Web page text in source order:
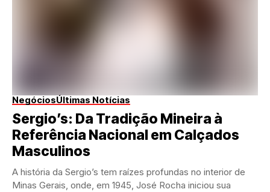
NegóciosÚltimas Notícias
Sergio’s: Da Tradição Mineira à
Referência Nacional em Calçados
Masculinos
A história da Sergio’s tem raízes profundas no interior de
Minas Gerais, onde, em 1945, José Rocha iniciou sua